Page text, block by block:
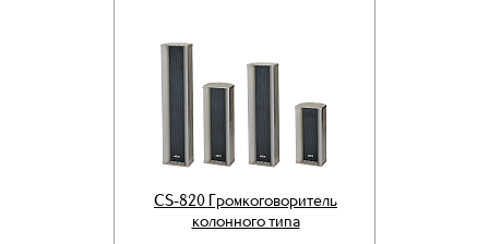
CS-820 Громкоговоритель
колонного типа